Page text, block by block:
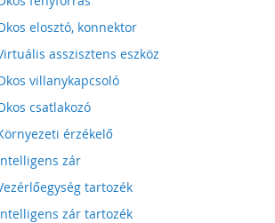
elosztó, konnektor
asszisztens eszköz
villanykapcsoló
csatlakozó
érzékelő
zár
tartozék
zár tartozék